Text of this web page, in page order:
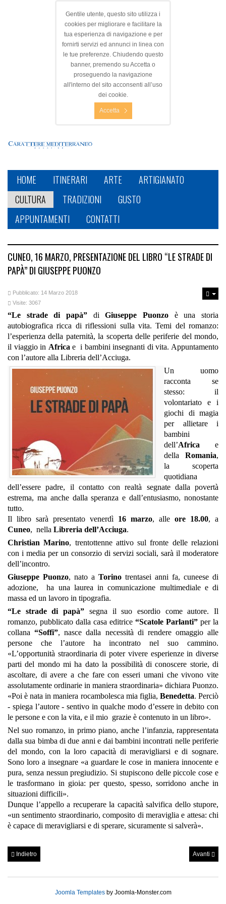
Gentile utente, questo sito utilizza i
cookies per migliorare e facilitare la
tua esperienza di navigazione e per
fornirti servizi ed annunci in linea con
le tue preferenze. Chiudendo questo
banner, premendo su Accetta o
proseguendo la navigazione
all'interno del sito acconsenti all’uso
dei cookie.
Accetta
HOME ITINERARI ARTE
ARTIGIANATO
CULTURA
TRADIZIONI
GUSTO
APPUNTAMENTI
CONTATTI
CUNEO, 16 MARZO, PRESENTAZIONE DEL LIBRO “LE STRADE DI
PAPÀ” DI GIUSEPPE PUONZO
Pubblicato: 14 Marzo 2018
Visite: 3067
“Le strade di papà” diGiuseppe Puonzo è una storia
autobiografica ricca di riflessioni sulla vita. Temi del romanzo:
l’esperienza della paternità, la scoperta delle periferie del mondo,
il viaggio in Africa e i bambini insegnanti di vita. Appuntamento
con l’autore alla Libreria dell’Acciuga.
Un uomo
racconta se
stesso: il
volontariato e i
giochi di magia
per allietare i
bambini
dell’Africa e
della Romania,
la scoperta
quotidiana
dell’essere padre, il contatto con realtà segnate dalla povertà
estrema, ma anche dalla speranza e dall’entusiasmo, nonostante
tutto.
Il libro sarà presentato venerdì 16 marzo, alle ore 18.00, a
Cuneo, nella Libreria dell’Acciuga.
Christian Marino, trentottenne attivo sul fronte delle relazioni
con i media per un consorzio di servizi sociali, sarà il moderatore
dell’incontro.
Giuseppe Puonzo, nato a Torino trentasei anni fa, cuneese di
adozione, ha una laurea in comunicazione multimediale e di
massa ed un lavoro in tipografia.
“Le strade di papà” segna il suo esordio come autore. Il
romanzo, pubblicato dalla casa editrice “Scatole Parlanti” per la
collana“Soffi”, nasce dalla necessità di rendere omaggio alle
persone che l’autore ha incontrato nel suo cammino.
«L’opportunità straordinaria di poter vivere esperienze in diverse
parti del mondo mi ha dato la possibilità di conoscere storie, di
ascoltare, di avere a che fare con esseri umani che vivono vite
assolutamente ordinarie in maniera straordinaria» dichiara Puonzo.
«Poi è nata in maniera rocambolesca mia figlia, Benedetta. Perciò
- spiega l’autore - sentivo in qualche modo d’essere in debito con
le persone e con la vita, e il mio grazie è contenuto in un libro».
Nel suo romanzo, in primo piano, anche l’infanzia, rappresentata
dalla sua bimba di due anni e dai bambini incontrati nelle periferie
del mondo, con la loro capacità di meravigliarsi e di sognare.
Sono loro a insegnare «a guardare le cose in maniera innocente e
pura, senza nessun pregiudizio. Si stupiscono delle piccole cose e
le trasformano in gioia: per questo, spesso, sorridono anche in
situazioni difficili».
Dunque l’appello a recuperare la capacità salvifica dello stupore,
«un sentimento straordinario, composito di meraviglia e attesa: chi
è capace di meravigliarsi e di sperare, sicuramente si salverà».
Indietro Avanti
Joomla Templatesby Joomla-Monster.com